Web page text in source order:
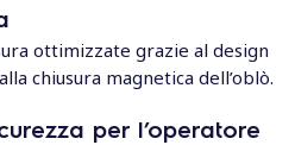
ottimizzate grazie al design
chiusura magnetica dell’oblò.
per l’operatore